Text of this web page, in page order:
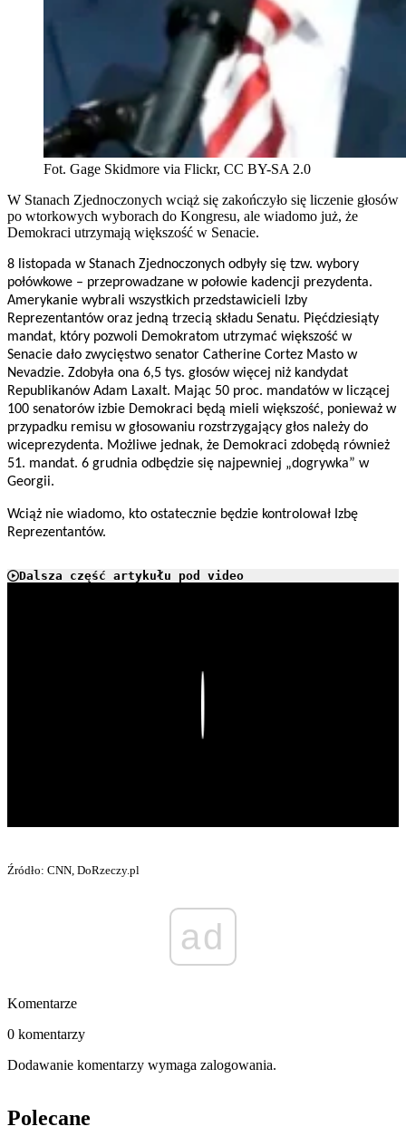
Fot. Gage Skidmore via Flickr, CC BY-SA 2.0
W Stanach Zjednoczonych wciąż się zakończyło się liczenie głosów
po wtorkowych wyborach do Kongresu, ale wiadomo już, że
Demokraci utrzymają większość w Senacie.
8 listopada w Stanach Zjednoczonych odbyły się tzw. wybory
połówkowe – przeprowadzane w połowie kadencji prezydenta.
Amerykanie wybrali wszystkich przedstawicieli Izby
Reprezentantów oraz jedną trzecią składu Senatu. Pięćdziesiąty
mandat, który pozwoli Demokratom utrzymać większość w
Senacie dało zwycięstwo senator Catherine Cortez Masto w
Nevadzie. Zdobyła ona 6,5 tys. głosów więcej niż kandydat
Republikanów Adam Laxalt. Mając 50 proc. mandatów w liczącej
100 senatorów izbie Demokraci będą mieli większość, ponieważ w
przypadku remisu w głosowaniu rozstrzygający głos należy do
wiceprezydenta. Możliwe jednak, że Demokraci zdobędą również
51. mandat. 6 grudnia odbędzie się najpewniej „dogrywka” w
Georgii.
Wciąż nie wiadomo, kto ostatecznie będzie kontrolował Izbę
Reprezentantów.
Dalsza część artykułu pod video
Źródło: CNN, DoRzeczy.pl
ad
Komentarze
0 komentarzy
Dodawanie komentarzy wymaga zalogowania.
Polecane